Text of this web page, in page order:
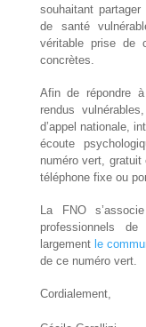
souhaitant
de santé
véritable prise de
concrètes.
Afin de répondre
rendus
d’appel nationale,
écoute
numéro vert,
téléphone fixe ou
La FNO
professionnels
largement le
de ce numéro vert.
Cordialement,